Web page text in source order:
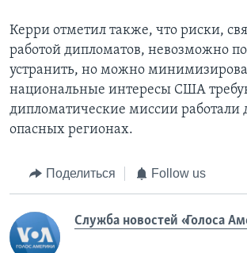
Керри отметил также, что риски,
работой дипломатов, невозможно
устранить, но можно
национальные интересы США
дипломатические миссии работали
опасных регионах.
Поделиться Follow us
Служба новостей «Голоса